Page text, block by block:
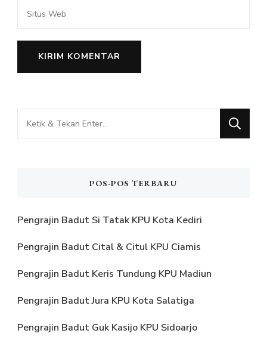
Mencari
Sesuatu?
POS-POS TERBARU
Pengrajin Badut Si Tatak KPU Kota Kediri
Pengrajin Badut Cital & Citul KPU Ciamis
Pengrajin Badut Keris Tundung KPU Madiun
Pengrajin Badut Jura KPU Kota Salatiga
Pengrajin Badut Guk Kasijo KPU Sidoarjo